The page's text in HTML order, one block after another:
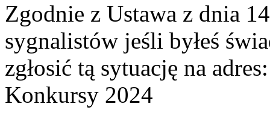
Zgodnie z Ustawa z dnia
sygnalistów jeśli byłeś
zgłosić tą sytuację na
Konkursy 2024